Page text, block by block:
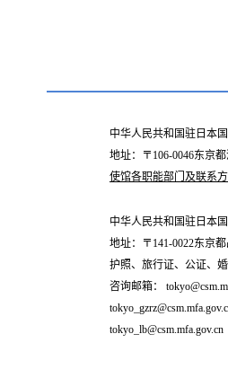
中华人民共和国驻日本
地址：〒106-0046东京
使馆各职能部门及联系
中华人民共和国驻日本
地址：〒141-0022东京
护照、旅行证、公证、
咨询邮箱：